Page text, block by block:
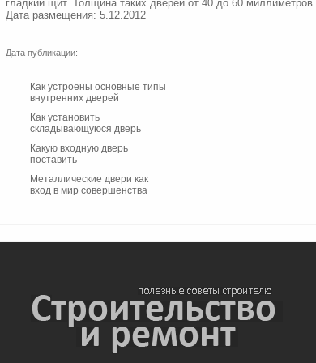
гладкий щит. Толщина таких дверей от 40 до 60 миллиметров.
Дата размещения: 5.12.2012
Дата публикации:
Как устроены основные типы
внутренних дверей
Как установить
складывающуюся дверь
Какую входную дверь
поставить
Металлические двери как
вход в мир совершенства